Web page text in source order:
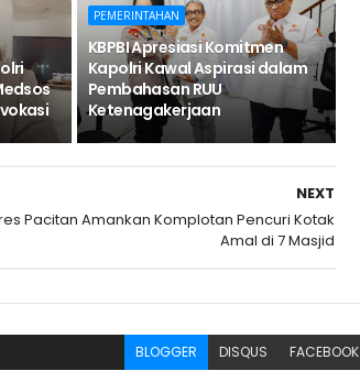
PEMERINTAHAN
KBPBI Apresiasi Komitmen
Kapolri Kawal Aspirasi dalam
Pembahasan RUU
Ketenagakerjaan
NEXT
Pacitan Amankan Komplotan Pencuri Kotak
Amal di 7 Masjid
BLOGGER DISQUS FACEBOOK